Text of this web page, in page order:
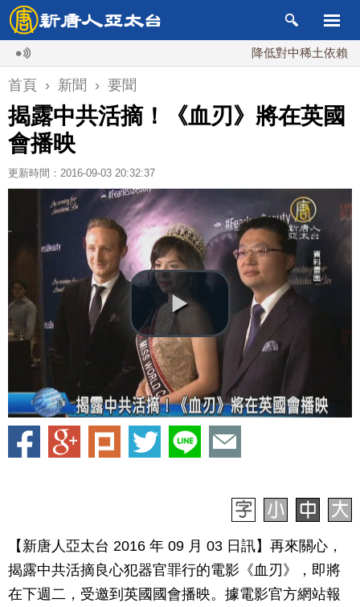
降低對中稀土依賴 川普
首頁 › 新聞 › 要聞
揭露中共活摘！《血刃》將在英國
會播映
更新時間：2016-09-03 20:32:37
【新唐人亞太台 2016 年 09 月 03 日訊】再來關心，
揭露中共活摘良心犯器官罪行的電影《血刃》，即將
在下週二，受邀到英國國會播映。據電影官方網站報